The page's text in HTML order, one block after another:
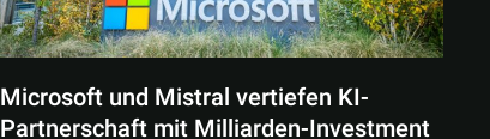
Microsoft und Mistral vertiefen KI-
Partnerschaft mit Milliarden-Investment